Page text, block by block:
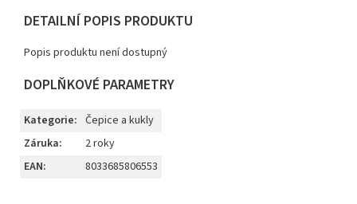
DETAILNÍ POPIS PRODUKTU
Popis produktu není dostupný
DOPLŇKOVÉ PARAMETRY
Kategorie: Čepice a kukly
Záruka:
2 roky
EAN: 8033685806553